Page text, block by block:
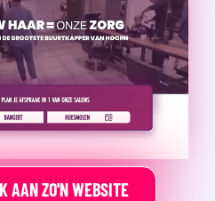
AAN ZO'N WEBSITE